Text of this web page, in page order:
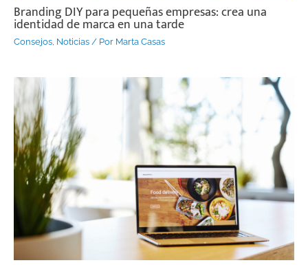
Branding DIY para pequeñas empresas: crea una
identidad de marca en una tarde
Consejos, Noticias / Por Marta Casas